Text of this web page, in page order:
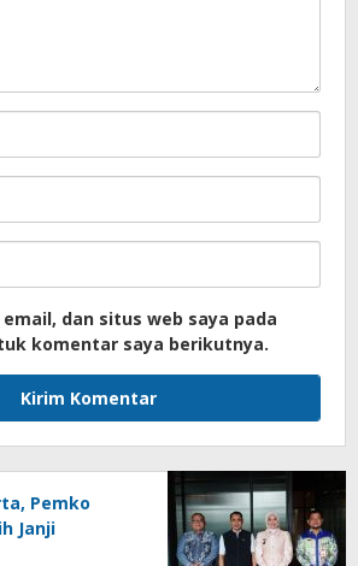
email, dan situs web saya pada
komentar saya berikutnya.
Pemko
Janji